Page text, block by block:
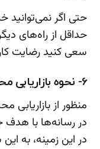
حتی اگر نمی‌توانید
حداقل از راه‌های
سعی کنید رضایت
6- نحوه بازاریابی محتوایی رقبا را بررسی کنید
منظور از بازاریابی
در رسانه‌ها با
در این زمینه، به